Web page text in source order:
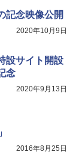
記念映像公開
2020年10月9日
設サイト開設
念
2020年9月13日
2016年8月25日